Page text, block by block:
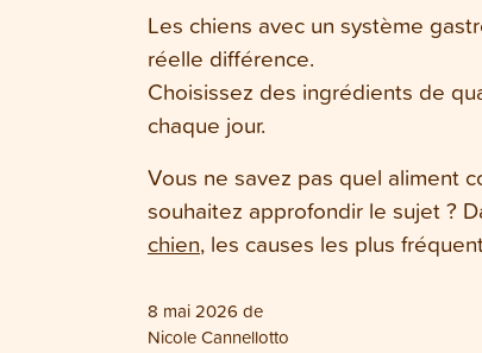
Les chiens avec un système
réelle différence.
Choisissez des ingrédients de
chaque jour.
Vous ne savez pas quel aliment
souhaitez approfondir le sujet ?
chien, les causes les plus
8 mai 2026 de
Nicole Cannellotto